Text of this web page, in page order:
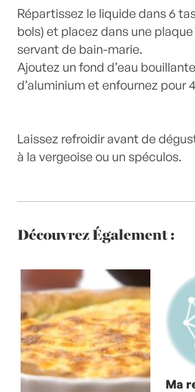
Répartissez le liquide dans 6
bols) et placez dans une
servant de bain-marie.
Ajoutez un fond d’eau
d’aluminium et enfournez pour
Laissez refroidir avant de
à la vergeoise ou un spéculos.
Découvrez Également :
Ma